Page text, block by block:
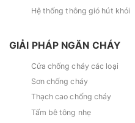
Hệ thống thông gió hút khói
GIẢI PHÁP NGĂN CHÁY
Cửa chống cháy các loại
Sơn chống cháy
Thạch cao chống cháy
Tấm bê tông nhẹ